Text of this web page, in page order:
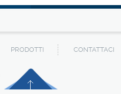
PRODOTTI CONTATTACI